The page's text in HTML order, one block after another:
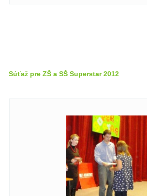
Súťaž pre ZŠ a SŠ Superstar 2012